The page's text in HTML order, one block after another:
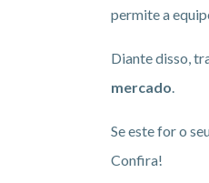
permite a
Diante disso,
mercado
Se este for o
Confira!